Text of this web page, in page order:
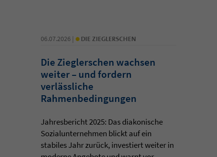
06.07.2026 | • DIE ZIEGLERSCHEN
Die Zieglerschen wachsen
weiter – und fordern
verlässliche
Rahmenbedingungen
Jahresbericht 2025: Das diakonische
Sozialunternehmen blickt auf ein
stabiles Jahr zurück, investiert weiter in